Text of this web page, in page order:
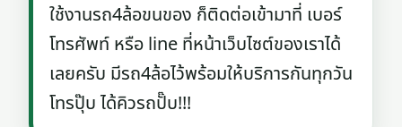
ใช้งานรถ4ล้อขนของ ก็ติดต่อเข้ามาที่ เบอร์
โทรศัพท์ หรือ line ที่หน้าเว็บไซต์ของเราได้
เลยครับ มีรถ4ล้อไว้พร้อมให้บริการกันทุกวัน
โทรปุ๊บ ได้คิวรถปั๊บ!!!